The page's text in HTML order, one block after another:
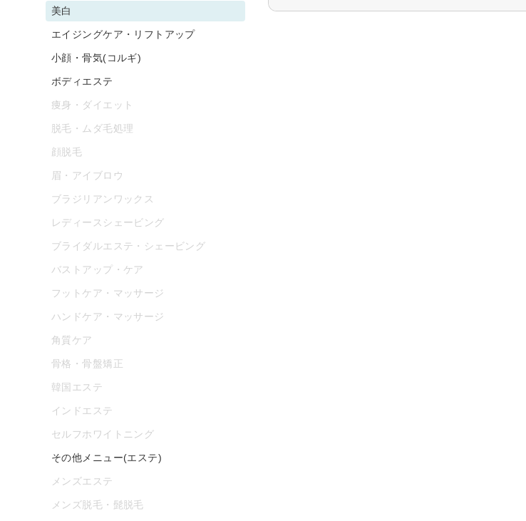
美白
エイジングケア・リフトアップ
小顔・骨気(コルギ)
ボディエステ
痩身・ダイエット
脱毛・ムダ毛処理
顔脱毛
眉・アイブロウ
ブラジリアンワックス
レディースシェービング
ブライダルエステ・シェービング
バストアップ・ケア
フットケア・マッサージ
ハンドケア・マッサージ
角質ケア
骨格・骨盤矯正
韓国エステ
インドエステ
セルフホワイトニング
その他メニュー(エステ)
メンズエステ
メンズ脱毛・髭脱毛